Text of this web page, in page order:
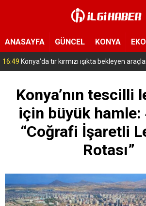
ANASAYFA GÜNCEL KONYA
15:54 Yeni Medya Cemiyeti’nden Hakimiyet
Konya’nın tescilli
için büyük hamle:
“Coğrafi İşaretli
Rotası”